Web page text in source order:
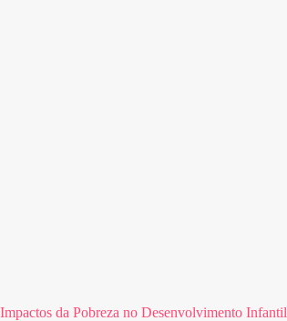
Impactos da Pobreza no Desenvolvimento Infantil